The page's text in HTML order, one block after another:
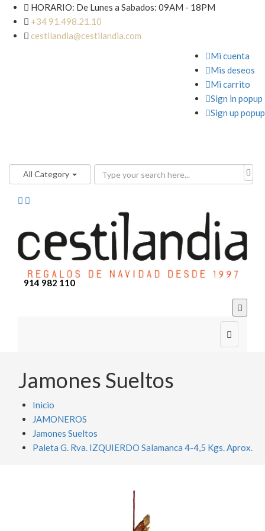
 HORARIO: De Lunes a Sabados: 09AM - 18PM
 +34 91.498.21.10
 cestilandia@cestilandia.com
Mi cuenta
Mis deseos
Mi carrito
Sign in popup
Sign up popup
All Category
914 982 110


Jamones Sueltos
Inicio
JAMONEROS
Jamones Sueltos
Paleta G. Rva. IZQUIERDO Salamanca 4-4,5 Kgs. Aprox.